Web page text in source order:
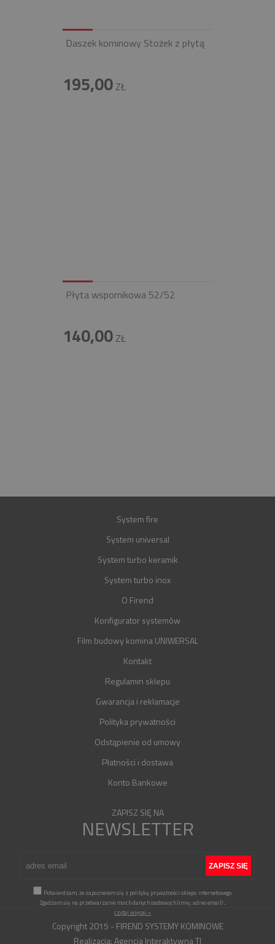
Daszek kominowy Stożek z płytą
195,00ZŁ
Płyta wspornikowa 52/52
140,00ZŁ
System fire
System universal
System turbo keramik
System turbo inox
O Firend
Konfigurator systemów
Film budowy komina UNIWERSAL
Kontakt
Regulamin sklepu
Gwarancja i reklamacje
Polityka prywatności
Odstąpienie od umowy
Płatności i dostawa
Konto Bankowe
ZAPISZ SIĘ NA
NEWSLETTER
Potwierdzam, że zapoznałem się z polityką prywatności sklepu internetowego.
Zgadzam się na przetwarzanie moich danych osobowych (imię, adres email)...
czytaj więcej »
Copyright 2015 - FIREND SYSTEMY KOMINOWE
Realizacja:Agencja Interaktywna TI